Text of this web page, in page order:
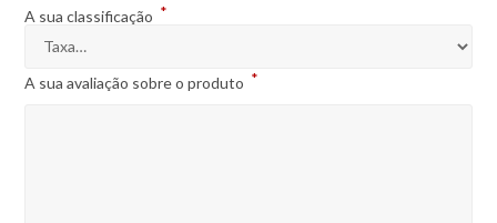
A sua classificação *
A sua avaliação sobre o produto *